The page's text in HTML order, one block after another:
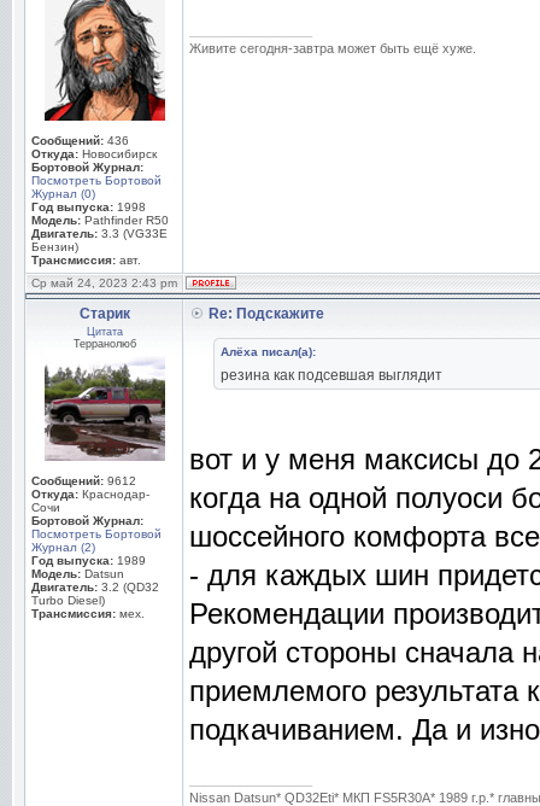
Сообщений: 436
Откуда: Новосибирск
Бортовой Журнал:
Посмотреть Бортовой
Журнал (0)
Год выпуска: 1998
Модель: Pathfinder R50
Двигатель: 3.3 (VG33E
Бензин)
Трансмиссия: авт.
Живите сегодня-завтра может быть ещё хуже.
Ср май 24, 2023 2:43 pm
Старик
Цитата
Терранолюб
Сообщений: 9612
Откуда: Краснодар-
Сочи
Бортовой Журнал:
Посмотреть Бортовой
Журнал (2)
Год выпуска: 1989
Модель: Datsun
Двигатель: 3.2 (QD32
Turbo Diesel)
Трансмиссия: мех.
Re: Подскажите
Алёха писал(а):
резина как подсевшая выглядит
вот и у меня максисы до
когда на одной полуоси
шоссейного комфорта
- для каждых шин
Рекомендации
другой стороны сначала
приемлемого
подкачиванием. Да и
Nissan Datsun* QD32Eti* МКП FS5R30A* 1989 г.р.*